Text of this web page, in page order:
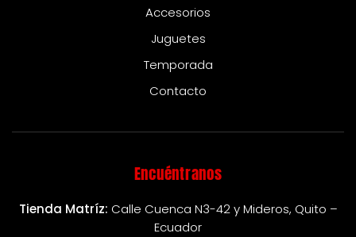
Accesorios
Juguetes
Temporada
Contacto
Encuéntranos
Tienda Matríz: Calle Cuenca N3-42 y Mideros, Quito –
Ecuador